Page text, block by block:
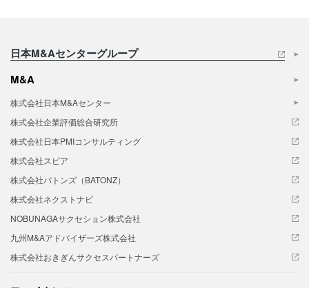
日本M&Aセンターグループ
M&A
株式会社日本M&Aセンター
株式会社企業評価総合研究所
株式会社日本PMIコンサルティング
株式会社スピア
株式会社バトンズ（BATONZ）
株式会社ネクストナビ
NOBUNAGAサクセション株式会社
九州M&Aアドバイザーズ株式会社
株式会社おきぎんサクセスパートナーズ